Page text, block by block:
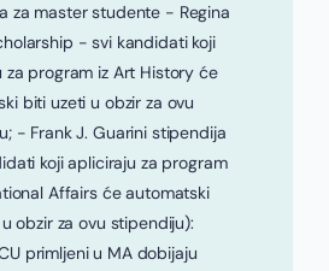
za master studente - Regina
- svi kandidati koji
za program iz Art History će
biti uzeti u obzir za ovu
- Frank J. Guarini stipendija
koji apliciraju za program
Affairs će automatski
obzir za ovu stipendiju):
primljeni u MA dobijaju